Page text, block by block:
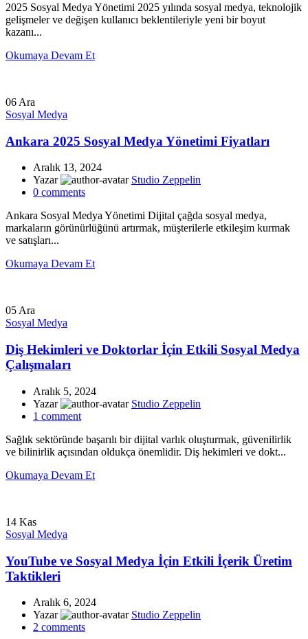
2025 Sosyal Medya Yönetimi 2025 yılında sosyal medya, teknolojik
gelişmeler ve değişen kullanıcı beklentileriyle yeni bir boyut
kazanı...
Okumaya Devam Et
06 Ara
Sosyal Medya
Ankara 2025 Sosyal Medya Yönetimi Fiyatları
Aralık 13, 2024
Yazar
Studio Zeppelin
0 comments
Ankara Sosyal Medya Yönetimi Dijital çağda sosyal medya,
markaların görünürlüğünü artırmak, müşterilerle etkileşim kurmak
ve satışları...
Okumaya Devam Et
05Ara
Sosyal Medya
Diş Hekimleri ve Doktorlar İçin Etkili Sosyal Medya
Çalışmaları
Aralık 5, 2024
Yazar
Studio Zeppelin
1 comment
Sağlık sektöründe başarılı bir dijital varlık oluşturmak, güvenilirlik
ve bilinirlik açısından oldukça önemlidir. Diş hekimleri ve dokt...
Okumaya Devam Et
14 Kas
Sosyal Medya
YouTube ve Sosyal Medya İçin Etkili İçerik Üretim
Taktikleri
Aralık 6, 2024
Yazar
Studio Zeppelin
2 comments